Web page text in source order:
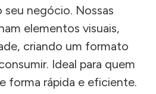
negócio. Nossas
elementos visuais,
criando um formato
Ideal para quem
forma rápida e eficiente.